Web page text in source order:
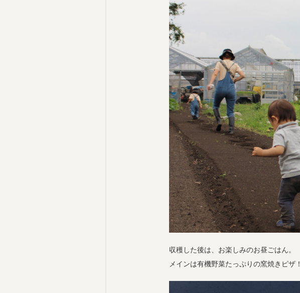
収穫した後は、お楽しみのお昼ごはん。
メインは有機野菜たっぷりの窯焼きピザ！